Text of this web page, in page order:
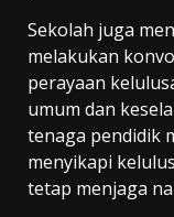
Sekolah juga
melakukan
perayaan
umum dan
tenaga pendidik
menyikapi
tetap menjaga